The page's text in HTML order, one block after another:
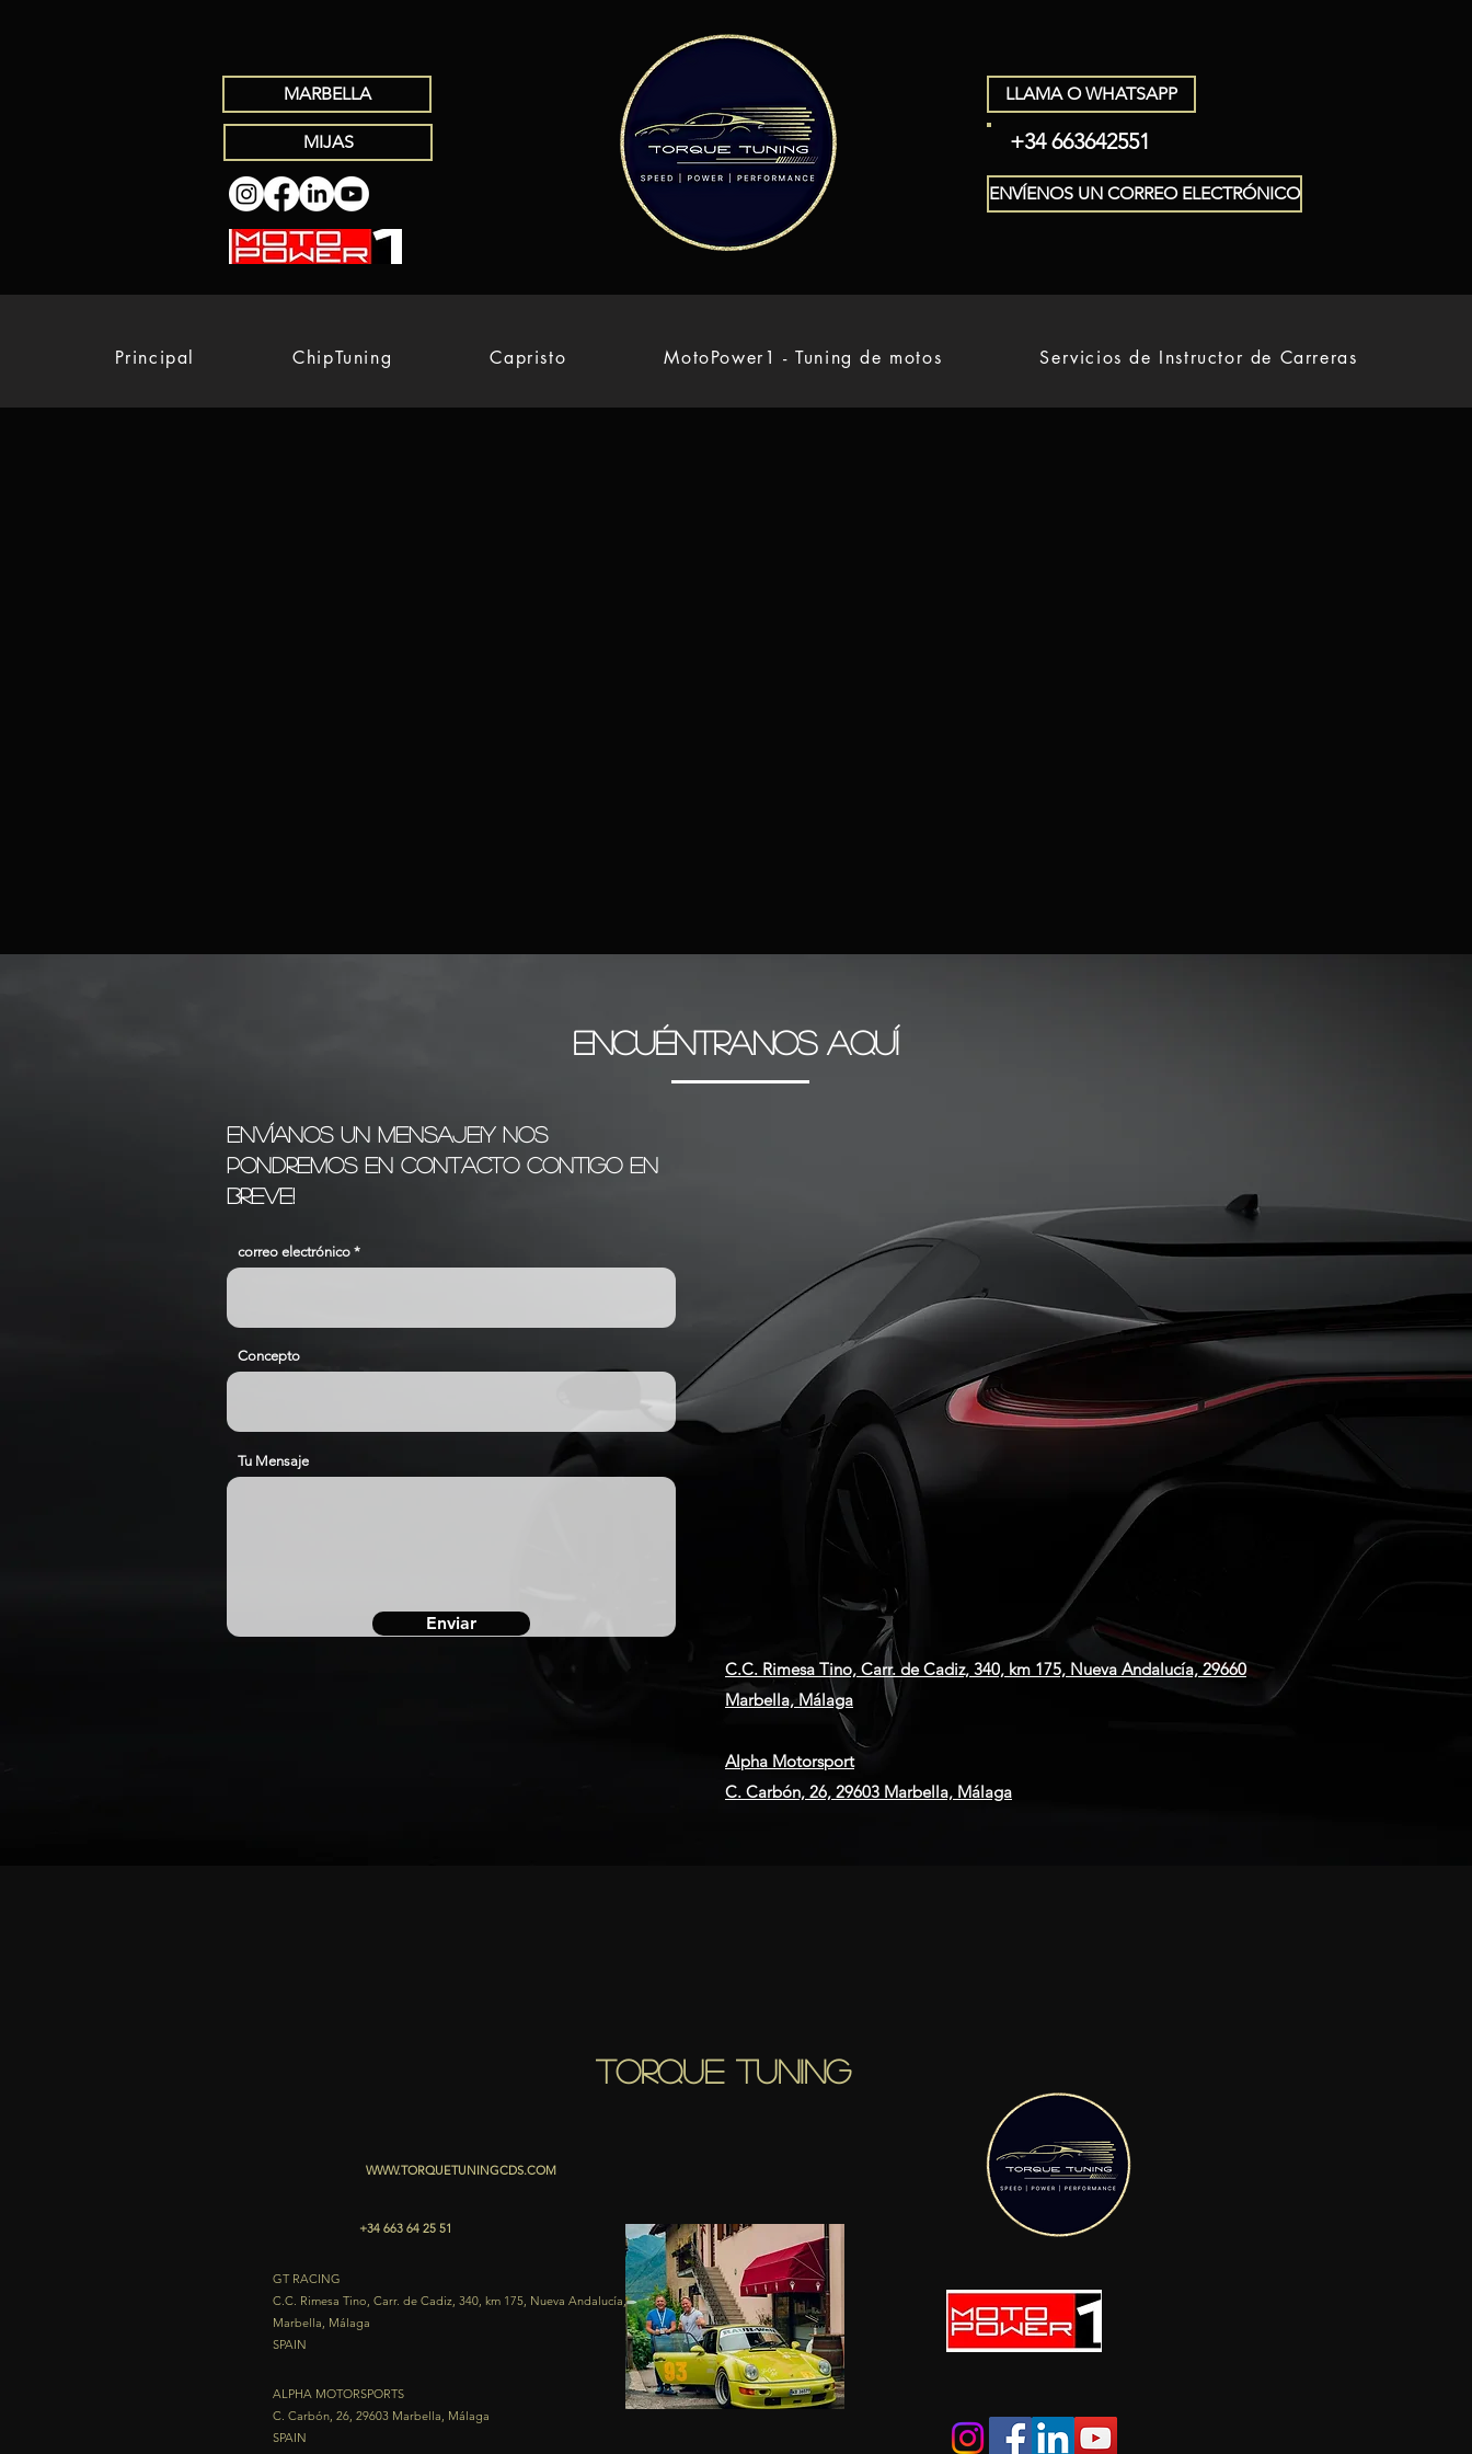
MARBELLA
MIJAS
LLAMA O WHATSAPP
+34 663642551
ENVÍENOS UN CORREO ELECTRÓNICO
Principal ChipTuning Capristo MotoPower1 - Tuning de motos Servicios de Instructor de Carreras
ENCUÉNTRANOS AQUÍ
Envíanos un mensaje¡Y nos
pondremos en contacto contigo en
breve!
correo electrónico
Concepto
Tu Mensaje
Enviar
C.C. Rimesa Tino, Carr. de Cadiz, 340, km 175, Nueva Andalucía, 29660
Marbella, Málaga
Alpha Motorsport
C. Carbón, 26, 29603 Marbella, Málaga
torque tuning
WWW.TORQUETUNINGCDS.COM
+34 663 64 25 51
GT RACING
C.C. Rimesa Tino, Carr. de Cadiz, 340, km 175, Nueva Andalucía, 29660
Marbella, Málaga
SPAIN​
ALPHA MOTORSPORTS
C. Carbón, 26, 29603 Marbella, Málaga
SPAIN